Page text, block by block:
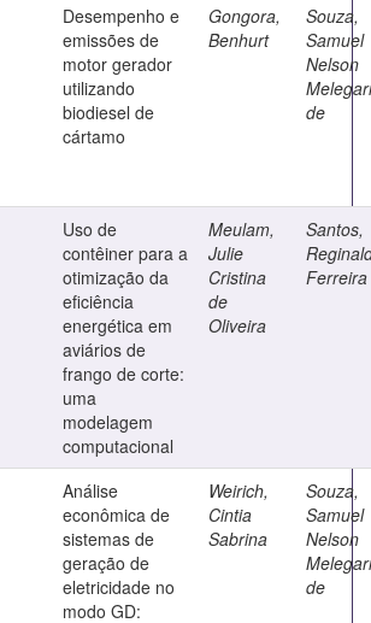
Desempenho e
emissões de
motor gerador
utilizando
biodiesel de
cártamo
Gongora,
Benhurt
Souza,
Samuel
Nelson
Melegari
de
Uso de
contêiner para a
otimização da
eficiência
energética em
aviários de
frango de corte:
uma
modelagem
computacional
Meulam,
Julie
Cristina
de
Oliveira
Santos,
Ferreira
Análise
econômica de
sistemas de
geração de
eletricidade no
modo GD:
Weirich,
Cintia
Sabrina
Souza,
Samuel
Nelson
Melegari
de